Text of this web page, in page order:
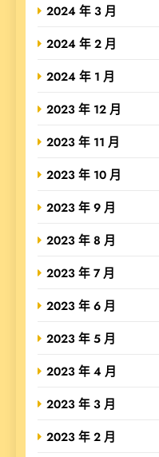
2024 年 3 月
2024 年 2 月
2024 年 1 月
2023 年 12 月
2023 年 11 月
2023 年 10 月
2023 年 9 月
2023 年 8 月
2023 年 7 月
2023 年 6 月
2023 年 5 月
2023 年 4 月
2023 年 3 月
2023 年 2 月